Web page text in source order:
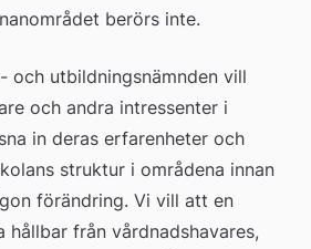
berörs inte.
och utbildningsnämnden vill
och andra intressenter i
in deras erfarenheter och
struktur i områdena innan
förändring. Vi vill att en
hållbar från vårdnadshavares,